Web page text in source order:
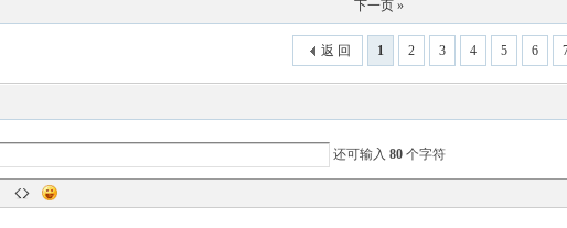
下一页 »
1 2 3 4 5 6
返 回
还可输入 80 个字符